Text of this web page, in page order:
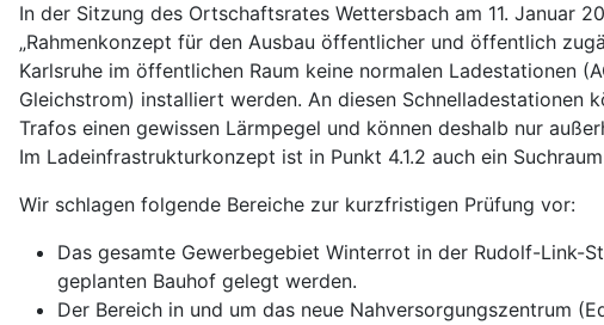
In der Sitzung des Ortschaftsrates Wettersbach am 11. Januar
„Rahmenkonzept für den Ausbau öffentlicher und öffentlich
Karlsruhe im öffentlichen Raum keine normalen Ladestationen
Gleichstrom) installiert werden. An diesen Schnelladestationen
Trafos einen gewissen Lärmpegel und können deshalb nur
Im Ladeinfrastrukturkonzept ist in Punkt 4.1.2 auch ein
Wir schlagen folgende Bereiche zur kurzfristigen Prüfung vor:
Das gesamte Gewerbegebiet Winterrot in der Rudolf-Link-
geplanten Bauhof gelegt werden.
Der Bereich in und um das neue Nahversorgungszentrum